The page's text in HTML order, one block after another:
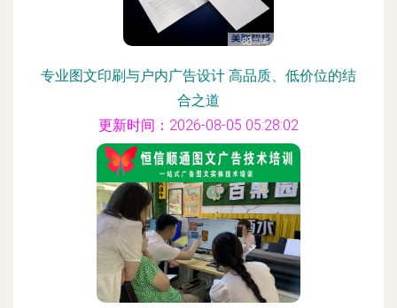
专业图文印刷与户内广告设计 高品质、低价位的结
合之道
更新时间：2026-08-05 05:28:02